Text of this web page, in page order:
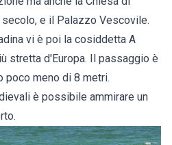
secolo, e il Palazzo Vescovile.
vi è poi la cosiddetta A
stretta d'Europa. Il passaggio è
poco meno di 8 metri.
è possibile ammirare un